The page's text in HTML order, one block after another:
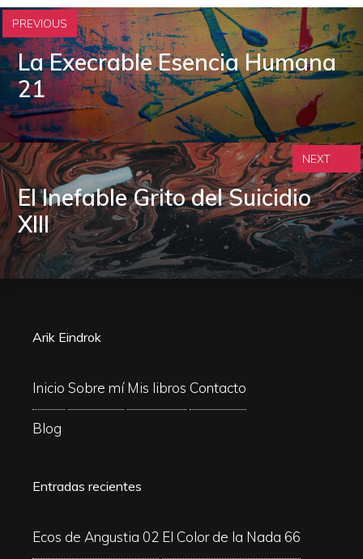
PREVIOUS
La Execrable Esencia Humana
21
El Inefable Grito del Suicidio
XIII
NEXT
Arik Eindrok
Inicio Sobre mí Mis libros Contacto
Blog
Entradas recientes
Ecos de Angustia 02 El Color de la Nada 66